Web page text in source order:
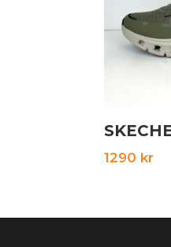
1290 kr